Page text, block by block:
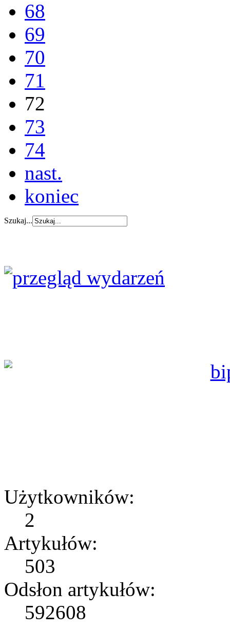
68
69
70
71
72
73
74
nast.
koniec
Szukaj...
Użytkowników:
2
Artykułów:
503
Odsłon artykułów:
592608